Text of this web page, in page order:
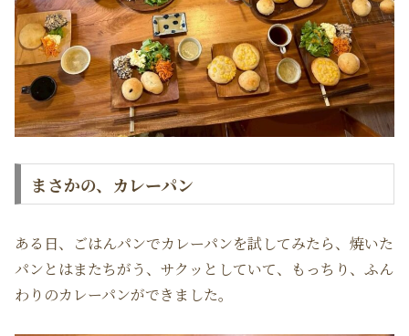
まさかの、カレーパン
ある日、ごはんパンでカレーパンを試してみたら、焼いた
パンとはまたちがう、サクッとしていて、もっちり、ふん
わりのカレーパンができました。